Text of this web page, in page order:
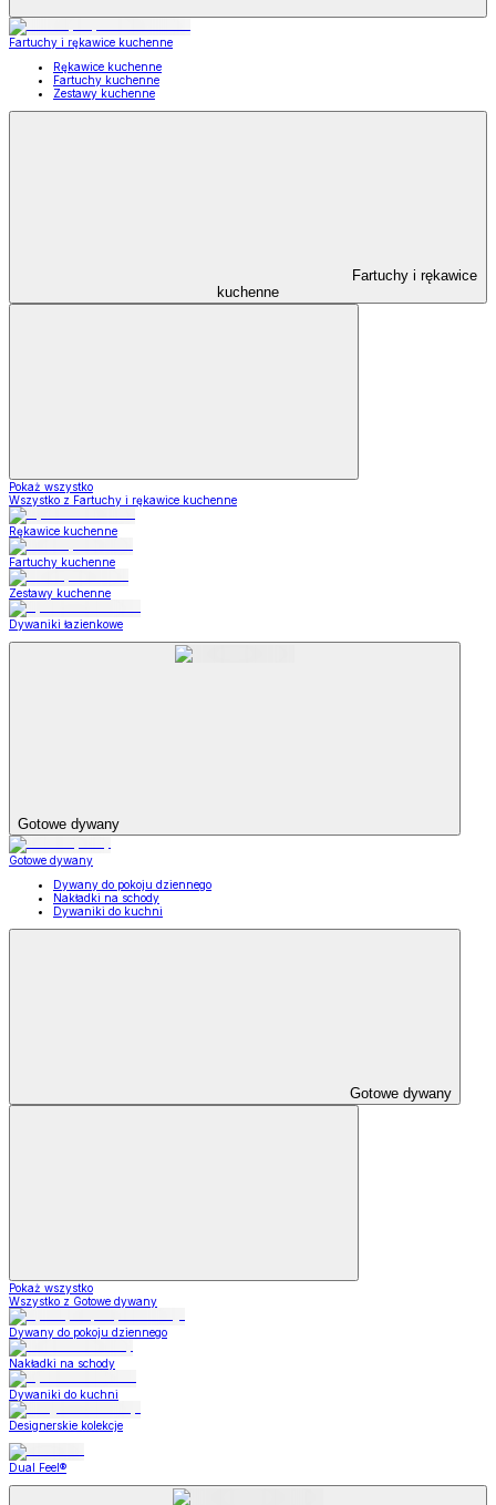
Fartuchy i rękawice kuchenne
Rękawice kuchenne
Fartuchy kuchenne
Zestawy kuchenne
Fartuchy i rękawice
kuchenne
Pokaż wszystko
Wszystko z Fartuchy i rękawice kuchenne
Rękawice kuchenne
Fartuchy kuchenne
Zestawy kuchenne
Dywaniki łazienkowe
Gotowe dywany
Gotowe dywany
Dywany do pokoju dziennego
Nakładki na schody
Dywaniki do kuchni
Gotowe dywany
Pokaż wszystko
Wszystko z Gotowe dywany
Dywany do pokoju dziennego
Nakładki na schody
Dywaniki do kuchni
Designerskie kolekcje
Dual Feel®